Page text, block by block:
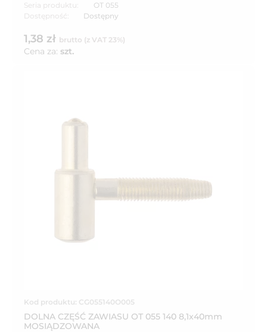
Seria produktu:
OT 055
Dostępność:
Dostępny
1,38 zł brutto (z VAT 23%)
Cena za: szt.
Kod produktu: CG055140O005
DOLNA CZĘŚĆ ZAWIASU OT 055 140 8,1x40mm
MOSIĄDZOWANA